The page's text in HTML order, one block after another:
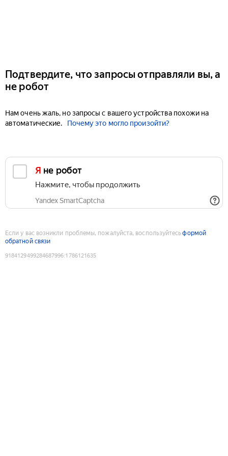
Подтвердите, что запросы отправляли вы, а
не робот
Нам очень жаль, но запросы с вашего устройства похожи на
автоматические.
Почему это могло произойти?
Я не робот
Нажмите, чтобы продолжить
Yandex SmartCaptcha
Если у вас возникли проблемы, пожалуйста, воспользуйтесьформой
обратной связи
9184129499284687996:1786121635